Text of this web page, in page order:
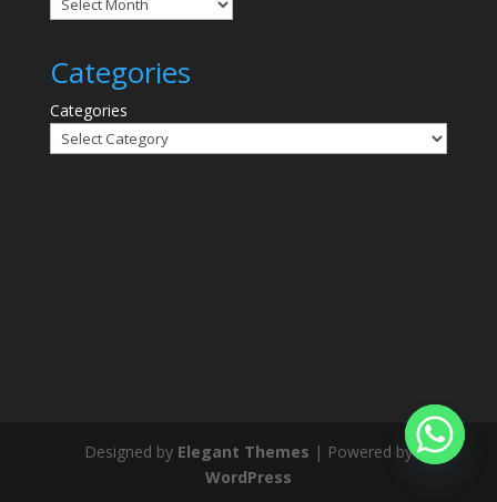
Categories
Categories
Designed by Elegant Themes | Powered by
WordPress